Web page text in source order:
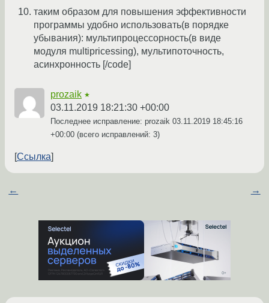
таким образом для повышения эффективности
программы удобно использовать(в порядке
убывания): мультипроцессорность(в виде
модуля multipricessing), мультипоточность,
асинхронность [/code]
prozaik ★
03.11.2019 18:21:30 +00:00
Последнее исправление: prozaik 03.11.2019 18:45:16
+00:00 (всего исправлений: 3)
Ссылка
← →